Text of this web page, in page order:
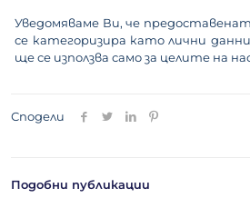
Уведомяваме Ви, че
се категоризира като лични
ще се използва само за целите на
Сподели
Подобни публикации